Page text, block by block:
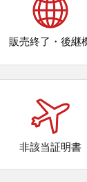
販売終了・後継
非該当証明書